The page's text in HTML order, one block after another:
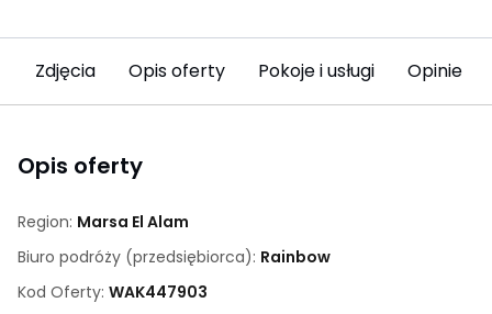
Zdjęcia Opis oferty Pokoje i usługi Opinie (9)
Opis oferty
Region: Marsa El Alam
Biuro podróży (przedsiębiorca): Rainbow
Kod Oferty: WAK447903